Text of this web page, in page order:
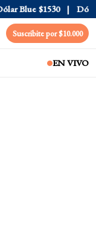
Blue $1530 Dólar
Suscribite por $10.000
EN VIVO